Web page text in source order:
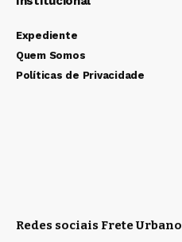
Expediente
Quem Somos
Políticas de Privacidade
Redes sociais Frete Urbano